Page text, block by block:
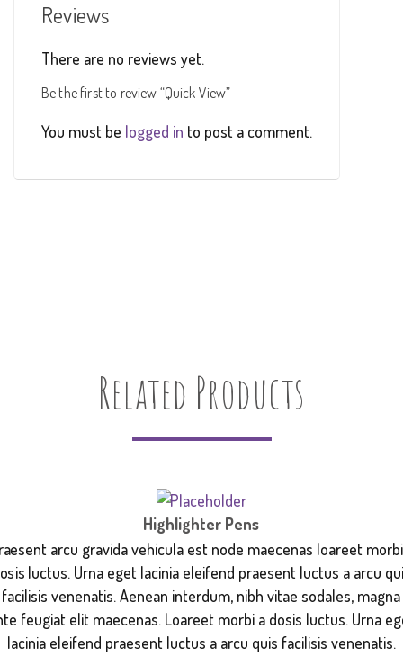
Reviews
There are no reviews yet.
Be the first to review “Quick View”
You must be logged in to post a comment.
Related Products
Highlighter Pens
arcu gravida vehicula est node maecenas loareet
luctus. Urna eget lacinia eleifend praesent luctus a arcu
facilisis venenatis. Aenean interdum, nibh vitae sodales, magna
feugiat elit maecenas. Loareet morbi a dosis luctus. Urna
lacinia eleifend praesent luctus a arcu quis facilisis venenatis.